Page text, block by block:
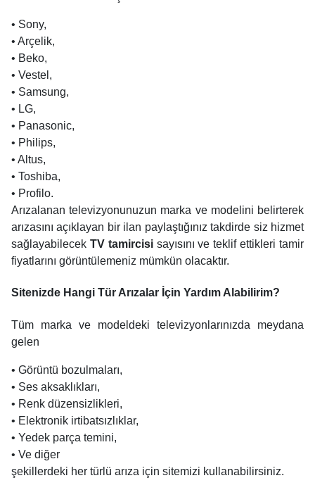
• Sony,
• Arçelik,
• Beko,
• Vestel,
• Samsung,
• LG,
• Panasonic,
• Philips,
• Altus,
• Toshiba,
• Profilo.
Arızalanan televizyonunuzun marka ve modelini belirterek
arızasını açıklayan bir ilan paylaştığınız takdirde siz hizmet
sağlayabilecek TV tamircisisayısını ve teklif ettikleri tamir
fiyatlarını görüntülemeniz mümkün olacaktır.
Sitenizde Hangi Tür Arızalar İçin Yardım Alabilirim?
Tüm marka ve modeldeki televizyonlarınızda meydana
gelen
• Görüntü bozulmaları,
• Ses aksaklıkları,
• Renk düzensizlikleri,
• Elektronik irtibatsızlıklar,
• Yedek parça temini,
• Ve diğer
şekillerdeki her türlü arıza için sitemizi kullanabilirsiniz.